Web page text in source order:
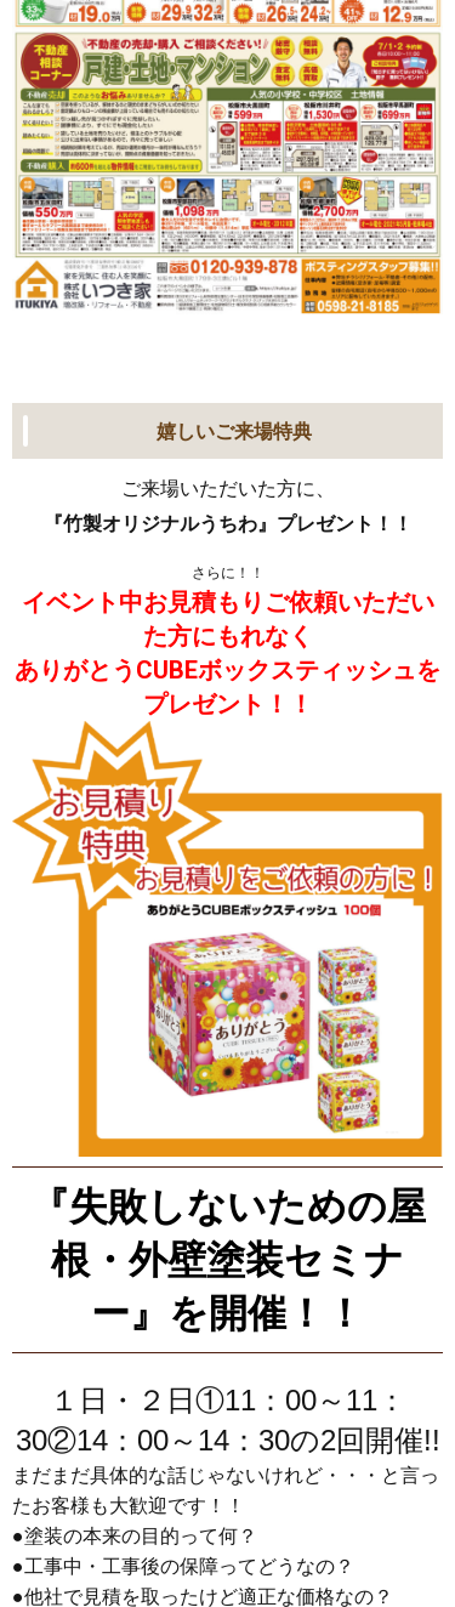
嬉しいご来場特典
ご来場いただいた方に、
『竹製オリジナルうちわ』プレゼント！！
さらに！！
イベント中お見積もりご依頼いただい
た方にもれなく
ありがとうCUBEボックスティッシュを
プレゼント！！
『失敗しないための屋
根・外壁塗装セミナ
ー』を開催！！
１日・２日①11：00～11：
30②14：00～14：30の2回開催!!
まだまだ具体的な話じゃないけれど・・・と言っ
たお客様も大歓迎です！！
●塗装の本来の目的って何？
●工事中・工事後の保障ってどうなの？
●他社で見積を取ったけど適正な価格なの？